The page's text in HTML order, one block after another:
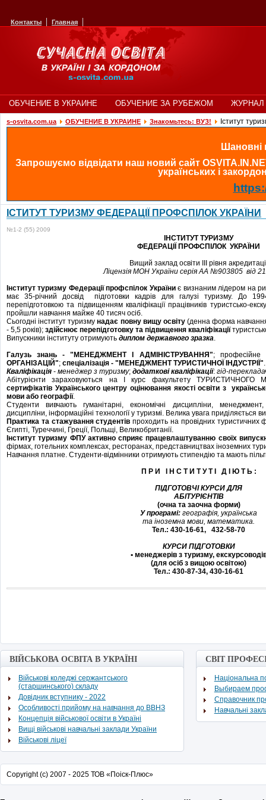
Контакты Главная
ОБУЧЕНИЕ В УКРАИНЕ ОБУЧЕНИЕ ЗА РУБЕЖОМ ЖУРНАЛ
s-osvita.com.ua ОБУЧЕНИЕ В УКРАИНЕ Знакомьтесь: ВУЗ! Іститут
Шановні
Запрошуємо відвідати наш новий сайт
українських і
ІСТИТУТ ТУРИЗМУ ФЕДЕРАЦІЇ ПРОФСПІЛОК УКРАЇНИ
№1-2 (55) 2009
НСТИТУТ ТУРИЗМУ
ФЕДЕРАЦІЇ ПРОФСПІЛОК УКРАЇНИ
Вищий заклад освіти ІІІ рівня
Ліцензія МОН України серія АА №903805 від
Інститут туризму Федерації профспілок Україниє визнаним лідером на
має 35-річний досвід підготовки кадрів для галузі туризму. До
перепідготовкою та підвищенням кваліфікації працівників туристсько-
пройшли навчання майже 40 тисяч осіб.
Сьогодні інститут туризмунадає повну вищу освіту (денна форма
- 5,5 років); здійснює перепідготовку та підвищення кваліфікації
Випускники інституту отримують диплом державного зразка.
Галузь знань - "МЕНЕДЖМЕНТ І АДМІНІСТРУВАННЯ";
ОРГАНІЗАЦІЙ"; спеціалізація - "МЕНЕДЖМЕНТ ТУРИСТИЧНОЇ ІНДУСТРІЇ".
Кваліфікація - менеджер з туризму; додаткові кваліфікації: гід-
Абітурієнти зараховуються на I курс факультету
сертифікатів Українського центру оцінювання якості освіти з
мови або географії.
Студенти вивчають гуманітарні, економічні дисципліни, менеджмент,
дисципліни, інформаційні технології у туризмі. Велика увага приділяється
Практика та стажування студентівпроходить на провідних
Єгипті, Туреччині, Греції, Польщі, Великобританії.
Інститут туризму ФПУ активно сприяє працевлаштуванню своїх
фірмах, готельних комплексах, ресторанах, представництвах іноземних
Навчання платне. Студенти-відмінники отримують стипендію та мають
П Р И І Н С Т И Т У Т І Д І Ю Т Ь :
ПІДГОТОВЧІ КУРСИ ДЛЯ
АБІТУРІЄНТІВ
(очна та заочна форми)
У програмі: географія, українська
та іноземна мови, математика.
Тел.: 430-16-61, 432-58-70
КУРСИ ПІДГОТОВКИ
• менеджерів з туризму,
(для осіб з вищою освітою)
Тел.: 430-87-34, 430-16-61
ВІЙСЬКОВА ОСВІТА В УКРАЇНІ
Військові коледжі сержантського
(старшинського) складу
Довідник вступнику - 2022
Особливості прийому на навчання до ВВНЗ
Концепція військової освіти в Україні
Вищі військові навчальні заклади України
Військові ліцеї
СВІТ
Національна
Выбираем
Cправочник
Навчальні
Copyright (c) 2007 - 2025 ТОВ «Поіск-Плюс»